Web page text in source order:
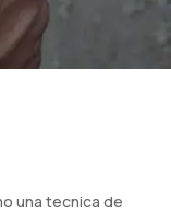
una tecnica de